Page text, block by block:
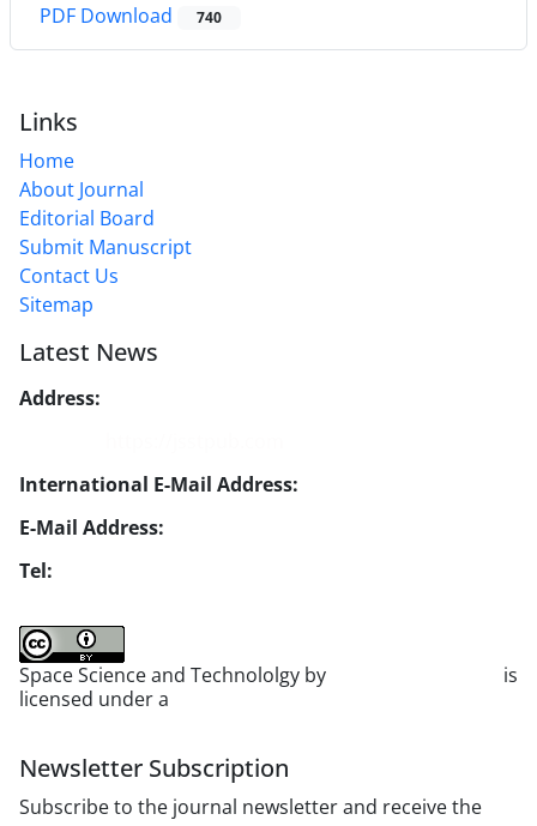
PDF Download 740
Links
Home
About Journal
Editorial Board
Submit Manuscript
Contact Us
Sitemap
Latest News
Address:
International E-Mail Address:
E-Mail Address:
Tel:
Space Science and Technololgy by
is
licensed under a
Newsletter Subscription
Subscribe to the journal newsletter and receive the